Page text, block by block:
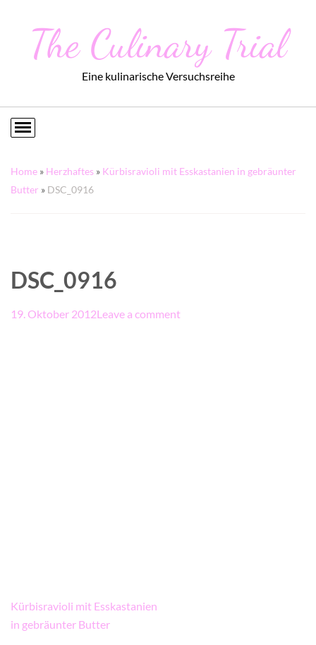
The Culinary Trial
Eine kulinarische Versuchsreihe
Home » Herzhaftes » Kürbisravioli mit Esskastanien in gebräunter
Butter » DSC_0916
DSC_0916
19. Oktober 2012Leave a comment
Beitragsnavigation
Kürbisravioli mit Esskastanien
in gebräunter Butter